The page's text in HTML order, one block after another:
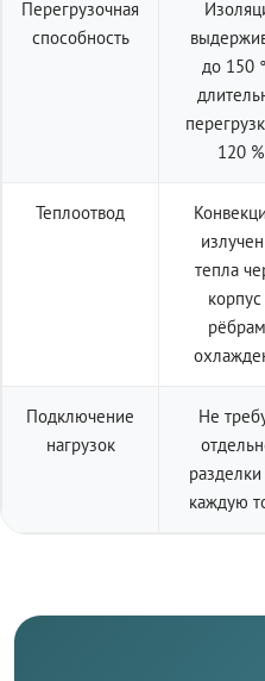
Перегрузочная
способность
до 150
120 %
Теплоотвод
тепла
корпус
Подключение
нагрузок
Не
каждую